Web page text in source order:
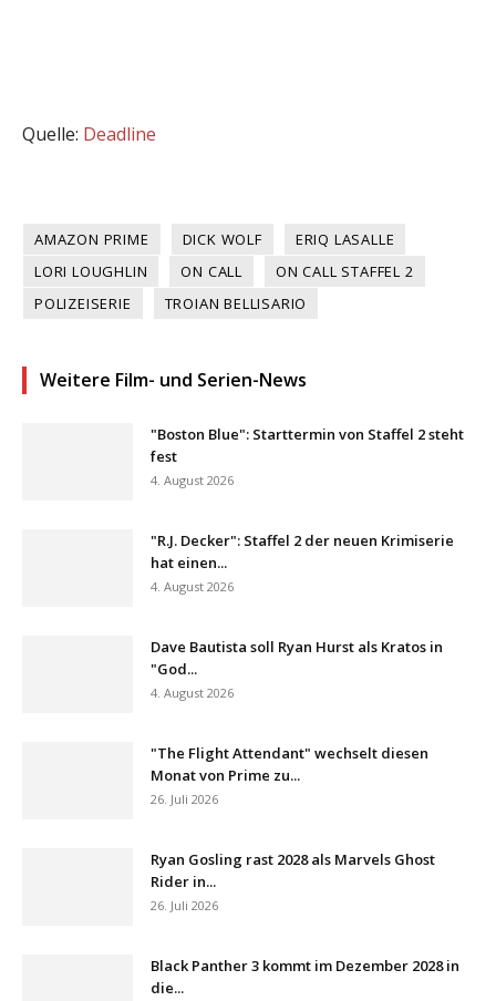
Quelle: Deadline
AMAZON PRIME DICK WOLF
ERIQ LASALLE
LORI LOUGHLIN
ON CALL
ON CALL STAFFEL 2
POLIZEISERIE
TROIAN BELLISARIO
Weitere Film- und Serien-News
"Boston Blue": Starttermin von Staffel 2 steht
fest
4. August 2026
"R.J. Decker": Staffel 2 der neuen Krimiserie
hat einen...
4. August 2026
Dave Bautista soll Ryan Hurst als Kratos in
"God...
4. August 2026
"The Flight Attendant" wechselt diesen
Monat von Prime zu...
26. Juli 2026
Ryan Gosling rast 2028 als Marvels Ghost
Rider in...
26. Juli 2026
Black Panther 3 kommt im Dezember 2028 in
die...